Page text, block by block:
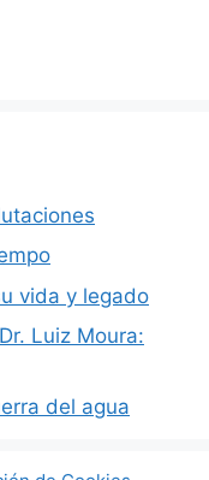
vida y legado
Dr. Luiz Moura:
del agua